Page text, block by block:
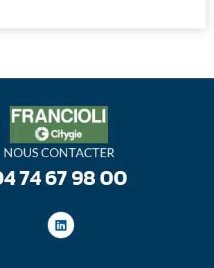
NOUS CONTACTER
74 67 98 00